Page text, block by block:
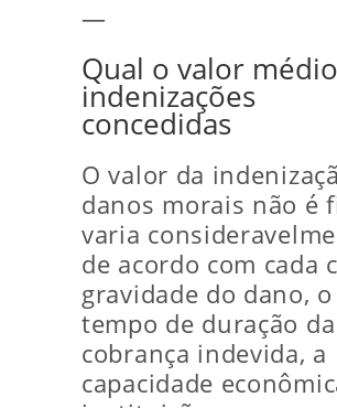
—
Qual o valor
indenizações
concedidas
O valor da
danos morais não é
varia
de acordo com cada
gravidade do dano, o
tempo de duração da
cobrança indevida, a
capacidade